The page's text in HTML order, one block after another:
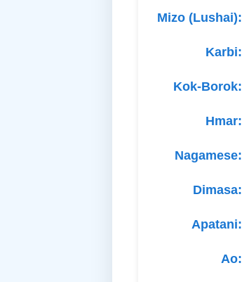
Mizo (Lushai):
Karbi:
Kok-Borok:
Hmar:
Nagamese:
Dimasa:
Apatani:
Ao: